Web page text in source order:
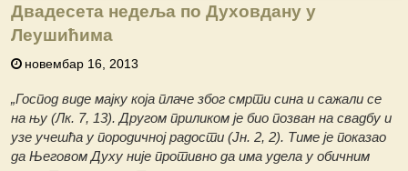
Двадесета недеља по Духовдану у
Леушићима
новембар 16, 2013
„Господ виде мајку која плаче због смрти сина и сажали се
на њу (Лк. 7, 13). Другом приликом је био позван на свадбу и
узе учешћа у породичној радости (Јн. 2, 2). Тиме је показао
да Његовом Духу није противно да има удела у обичним